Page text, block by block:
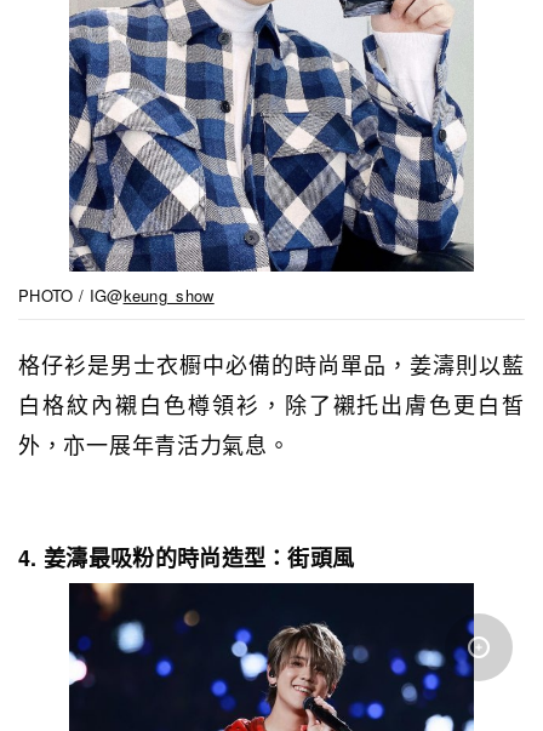
PHOTO / IG@keung_show
格仔衫是男士衣櫉中必備的時尚單品，姜濤則以藍
白格紋內襯白色樽領衫，除了襯托出膚色更白皙
外，亦一展年青活力氣息。
4. 姜濤最吸粉的時尚造型：街頭風